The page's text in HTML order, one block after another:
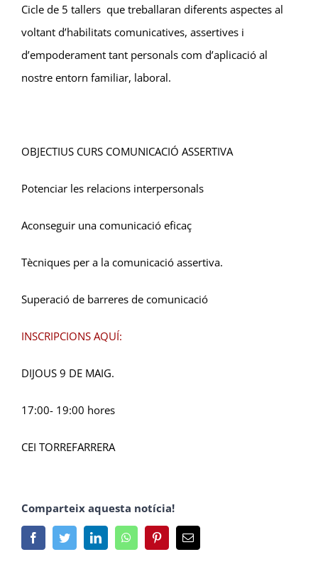
Cicle de 5 tallers que treballaran diferents aspectes al
voltant d’habilitats comunicatives, assertives i
d’empoderament tant personals com d’aplicació al
nostre entorn familiar, laboral.
OBJECTIUS CURS COMUNICACIÓ ASSERTIVA
Potenciar les relacions interpersonals
Aconseguir una comunicació eficaç
Tècniques per a la comunicació assertiva.
Superació de barreres de comunicació
INSCRIPCIONS AQUÍ:
DIJOUS 9 DE MAIG.
17:00- 19:00 hores
CEI TORREFARRERA
Comparteix aquesta notícia!
FacebookTwitterLinkedInWhatsappPinterestEmail